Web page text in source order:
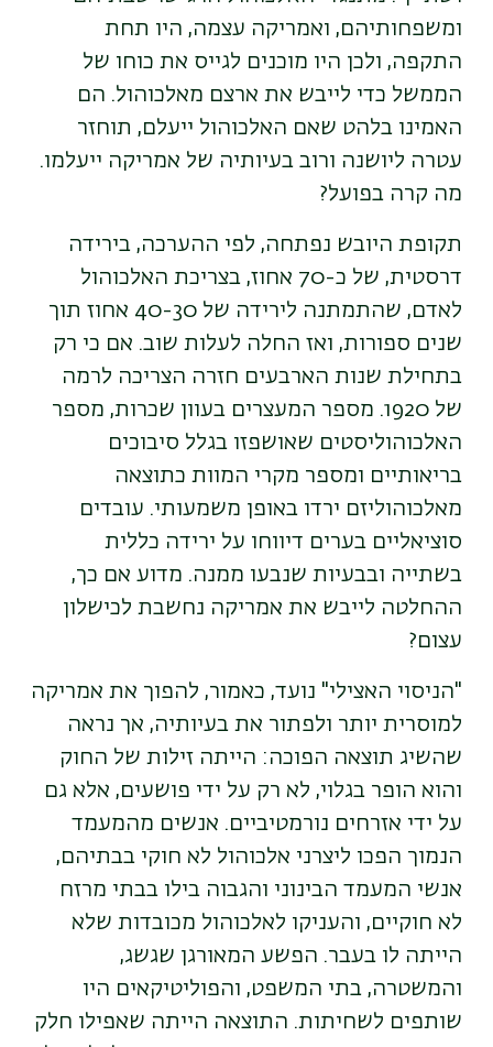
ומשפחותיהם, ואמריקה עצמה, היו תחת
התקפה, ולכן היו מוכנים לגייס את כוחו של
הממשל כדי לייבש את ארצם מאלכוהול. הם
האמינו בלהט שאם האלכוהול ייעלם, תוחזר
עטרה ליושנה ורוב בעיותיה של אמריקה ייעלמו.
מה קרה בפועל?
תקופת היובש נפתחה, לפי ההערכה, בירידה
דרסטית, של כ-70 אחוז, בצריכת האלכוהול
לאדם, שהתמתנה לירידה של 40-30 אחוז תוך
שנים ספורות, ואז החלה לעלות שוב. אם כי רק
בתחילת שנות הארבעים חזרה הצריכה לרמה
של 1920. מספר המעצרים בעוון שכרות, מספר
האלכוהוליסטים שאושפזו בגלל סיבוכים
בריאותיים ומספר מקרי המוות כתוצאה
מאלכוהוליזם ירדו באופן משמעותי. עובדים
סוציאליים בערים דיווחו על ירידה כללית
בשתייה ובבעיות שנבעו ממנה. מדוע אם כך,
ההחלטה לייבש את אמריקה נחשבת לכישלון
עצום?
"הניסוי האצילי" נועד, כאמור, להפוך את אמריקה
למוסרית יותר ולפתור את בעיותיה, אך נראה
שהשיג תוצאה הפוכה: הייתה זילות של החוק
והוא הופר בגלוי, לא רק על ידי פושעים, אלא גם
על ידי אזרחים נורמטיביים. אנשים מהמעמד
הנמוך הפכו ליצרני אלכוהול לא חוקי בבתיהם,
אנשי המעמד הבינוני והגבוה בילו בבתי מרזח
לא חוקיים, והעניקו לאלכוהול מכובדות שלא
הייתה לו בעבר. הפשע המאורגן שגשג,
והמשטרה, בתי המשפט, והפוליטיקאים היו
שותפים לשחיתות. התוצאה הייתה שאפילו חלק